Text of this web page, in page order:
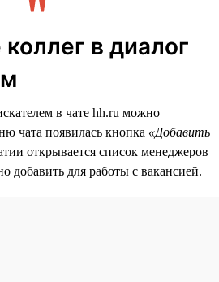
в диалог
в чате hh.ru можно
чата появилась кнопка «Добавить
открывается список менеджеров
добавить для работы с вакансией.